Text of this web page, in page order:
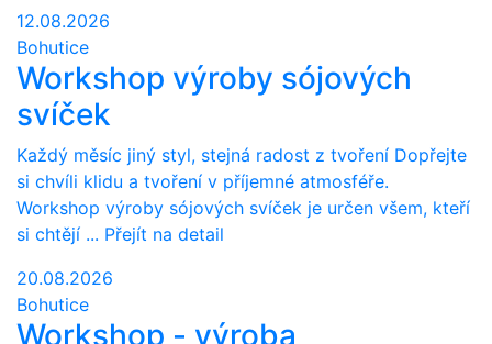
12.08.2026
Bohutice
Workshop výroby sójových
svíček
Každý měsíc jiný styl, stejná radost z tvoření Dopřejte
si chvíli klidu a tvoření v příjemné atmosféře.
Workshop výroby sójových svíček je určen všem, kteří
si chtějí ... Přejít na detail
20.08.2026
Bohutice
Workshop - výroba